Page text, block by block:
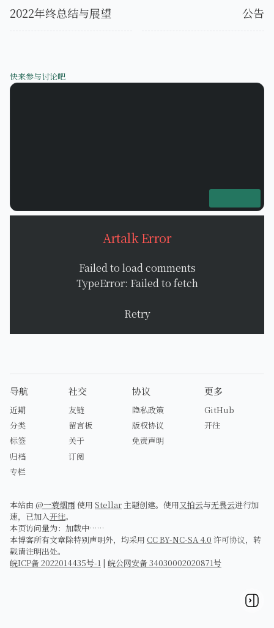
2022年终总结与展望 公告
快来参与讨论吧
Artalk Error
Failed to load comments
TypeError: Failed to fetch
Retry
导航
近期
分类
标签
归档
专栏
社交
友链
留言板
关于
订阅
协议
隐私政策
版权协议
免责声明
更多
GitHub
开往
本站由 @一蓑烟雨使用 Stellar 主题创建。使用又拍云与无畏云进行加
速，已加入开往。
本页访问量为： 加载中……
本博客所有文章除特别声明外，均采用 CC BY-NC-SA 4.0 许可协议，转
载请注明出处。
皖ICP备 2022014435号-1 | 皖公网安备 34030002020871号